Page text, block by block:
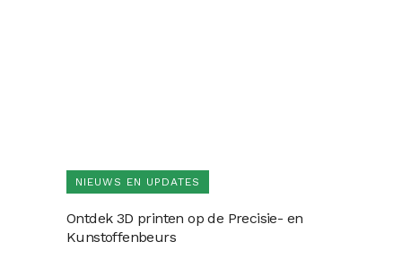
NIEUWS EN UPDATES
Ontdek 3D printen op de Precisie- en
Kunstoffenbeurs